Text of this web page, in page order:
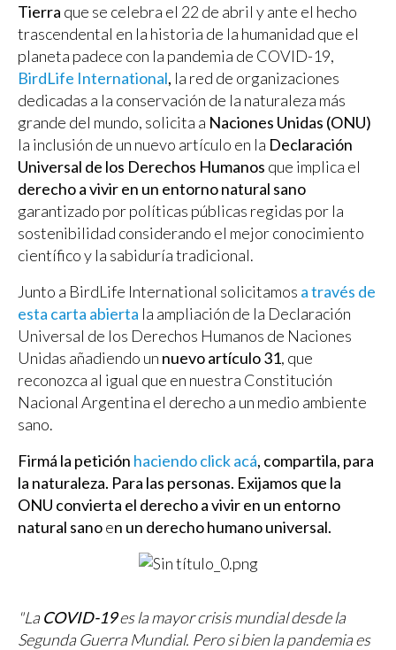
Tierra que se celebra el 22 de abril y ante el hecho
trascendental en la historia de la humanidad que el
planeta padece con la pandemia de COVID-19,
BirdLife International, la red de organizaciones
dedicadas a la conservación de la naturaleza más
grande del mundo, solicita a Naciones Unidas (ONU)
la inclusión de un nuevo artículo en la Declaración
Universal de los Derechos Humanos que implica el
derecho a vivir en un entorno natural sano
garantizado por políticas públicas regidas por la
sostenibilidad considerando el mejor conocimiento
científico y la sabiduría tradicional.
Junto a BirdLife International solicitamos a través de
esta carta abierta la ampliación de la Declaración
Universal de los Derechos Humanos de Naciones
Unidas añadiendo un nuevo artículo 31, que
reconozca al igual que en nuestra Constitución
Nacional Argentina el derecho a un medio ambiente
sano.
Firmá la petición haciendo click acá, compartila, para
la naturaleza. Para las personas. Exijamos que la
ONU convierta el derecho a vivir en un entorno
natural sanoen un derecho humano universal.
"La COVID-19es la mayor crisis mundial desde la
Segunda Guerra Mundial. Pero si bien la pandemia es